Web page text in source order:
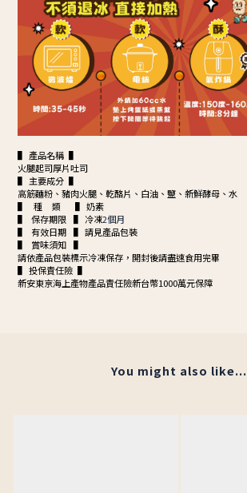
▌ 產品名稱 ▌
火腿起司厚片吐司
▌ 主要成分 ▌
高筋麵粉、豬肉火腿、乾酪片、白油、鹽、新鮮酵母、水
▌ 種 類 ▌ 奶素
▌ 保存期限 ▌ 冷凍2個月
▌ 有效日期 ▌ 請見產品包裝
▌ 賞味須知 ▌
請依產品包裝標示冷凍保存，開封後請盡速食用完畢
▌ 投保責任險 ▌
新安東京海上產物產品責任險新台幣1000萬元保障
You might also like...